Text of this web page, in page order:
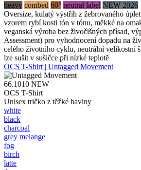
heavy combed 60° neutral label NEW 2026
Oversize, kulatý výstřih z žebrovaného
vzorem rybí kosti tón v tónu, měkké na
veganská výroba bez živočišných přísad,
Assessment) pro vyhodnocení dopadu na
celého životního cyklu, neutrální velikostní
lze sušit v sušičce při nízké teplotě
OCS T-Shirt | Untagged Movement
66.1010 NEW
OCS T-Shirt
Unisex tričko z těžké bavlny
white
black
charcoal
grey melange
fog
birch
latte